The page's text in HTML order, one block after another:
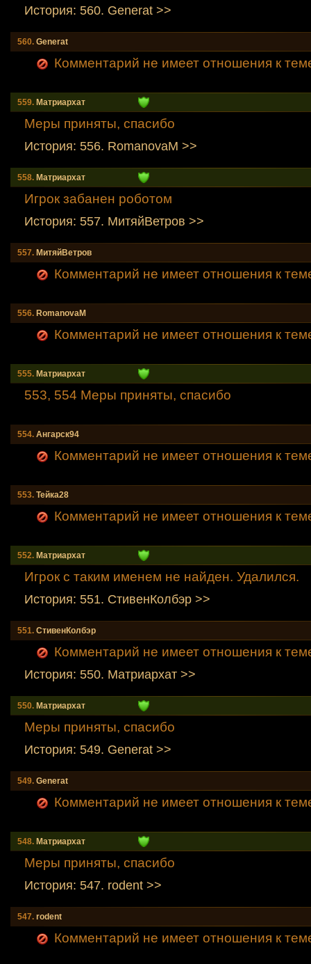
История: 560. Generat >>
560. Generat
Комментарий не имеет отношения к
559. Mатриархат
Меры приняты, спасибо
История: 556. RomanovaM >>
558. Mатриархат
Игрок забанен роботом
История: 557. МитяйВетров >>
557. МитяйВетров
Комментарий не имеет отношения к
556. RomanovaM
Комментарий не имеет отношения к
555. Mатриархат
553, 554 Меры приняты, спасибо
554. Ангарск94
Комментарий не имеет отношения к
553. Тейка28
Комментарий не имеет отношения к
552. Mатриархат
Игрок с таким именем не найден. Удалился.
История: 551. СтивенКолбэр >>
551. СтивенКолбэр
Комментарий не имеет отношения к
История: 550. Mатриархат >>
550. Mатриархат
Меры приняты, спасибо
История: 549. Generat >>
549. Generat
Комментарий не имеет отношения к
548. Mатриархат
Меры приняты, спасибо
История: 547. rodent >>
547. rodent
Комментарий не имеет отношения к